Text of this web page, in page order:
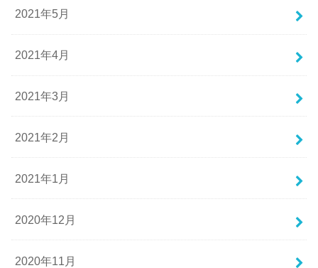
2021年5月
2021年4月
2021年3月
2021年2月
2021年1月
2020年12月
2020年11月